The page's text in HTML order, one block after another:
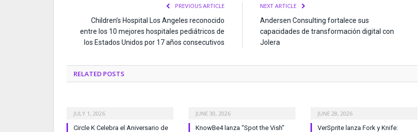
PREVIOUS ARTICLE
Children’s Hospital Los Angeles reconocido
entre los 10 mejores hospitales pediátricos de
los Estados Unidos por 17 años consecutivos
NEXT ARTICLE
Andersen Consulting fortalece sus
capacidades de transformación digital con
Jolera
RELATED POSTS
JULY 1, 2026
Circle K Celebra el Aniversario de
JUNE 30, 2026
KnowBe4 lanza “Spot the Vish”
JUNE 28, 2026
VerSprite lanza Fork y Knife: